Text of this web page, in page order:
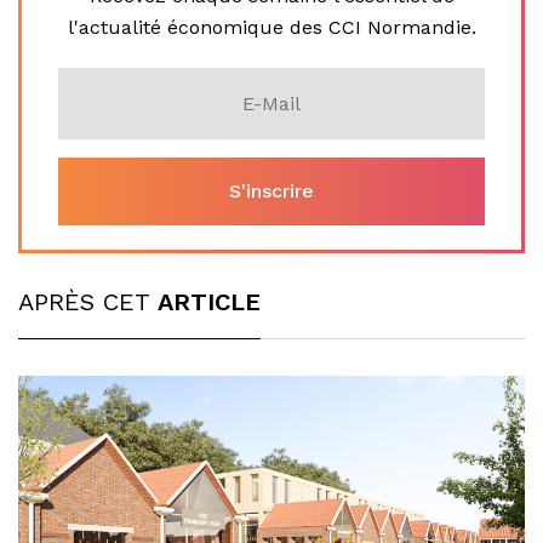
l'actualité économique des CCI Normandie.
APRÈS CET ARTICLE